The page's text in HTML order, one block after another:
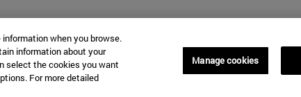
when you browse.
information about your
select the cookies you want
For more detailed
Manage cookies